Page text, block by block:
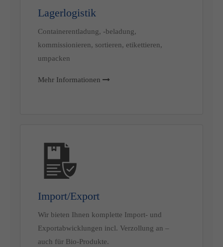
Lagerlogistik
Containerentladung, -beladung,
kommissionieren, sortieren, etikettieren,
umpacken
Mehr Informationen
Import/Export
Wir bieten Ihnen komplette Import- und
Exportabwicklungen incl. Verzollung an –
auch für Bio-Produkte.